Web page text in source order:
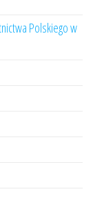
Polskiego w